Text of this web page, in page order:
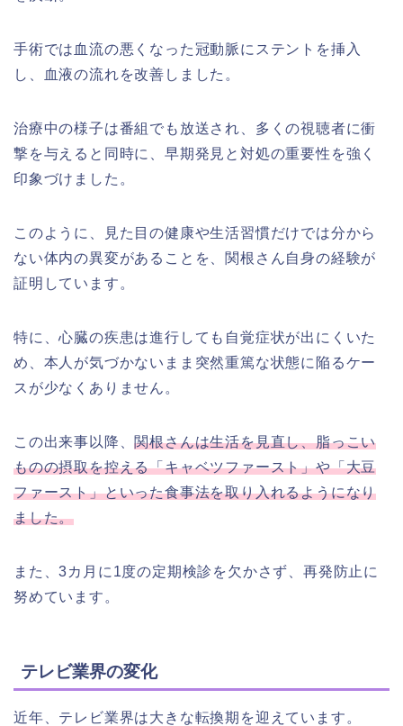
手術では血流の悪くなった冠動脈にステントを挿入
し、血液の流れを改善しました。
治療中の様子は番組でも放送され、多くの視聴者に衝
撃を与えると同時に、早期発見と対処の重要性を強く
印象づけました。
このように、見た目の健康や生活習慣だけでは分から
ない体内の異変があることを、関根さん自身の経験が
証明しています。
特に、心臓の疾患は進行しても自覚症状が出にくいた
め、本人が気づかないまま突然重篤な状態に陥るケー
スが少なくありません。
この出来事以降、関根さんは生活を見直し、脂っこい
ものの摂取を控える「キャベツファースト」や「大豆
ファースト」といった食事法を取り入れるようになり
ました。
また、3カ月に1度の定期検診を欠かさず、再発防止に
努めています。
テレビ業界の変化
近年、テレビ業界は大きな転換期を迎えています。